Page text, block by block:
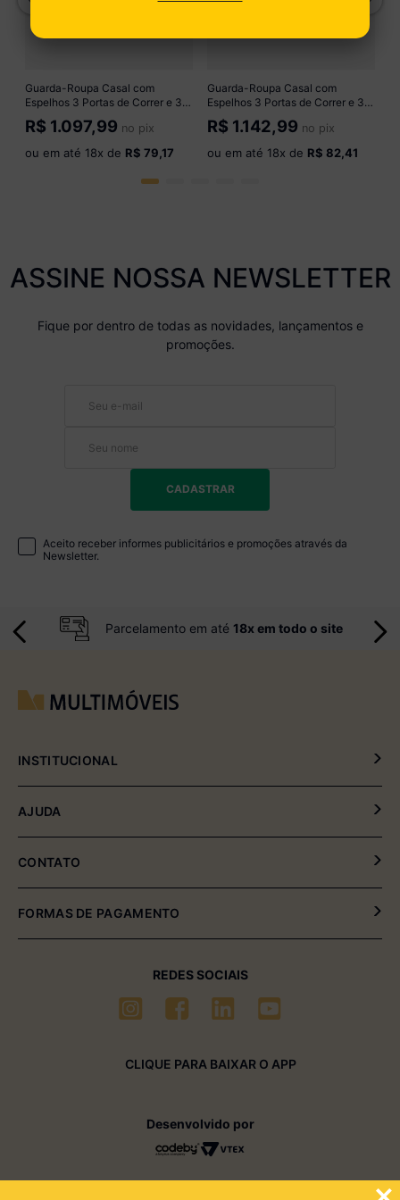
Guarda-Roupa Casal com
Espelhos 3 Portas de Correr e 3
Gavetas 179cm Multimóveis
CR35564 Madeirado/Branco
R$ 1.097,99 no pix
ou em até 18x de R$ 79,17
Guarda-Roupa Casal com
Espelhos 3 Portas de Correr e 3
Gavetas 179cm Multimóveis
CR35565 Madeirado
R$ 1.142,99 no pix
ou em até 18x de R$ 82,41
ASSINE NOSSA NEWSLETTER
Fique por dentro de todas as novidades, lançamentos e
promoções.
CADASTRAR
Aceito receber informes publicitários e promoções através da
Newsletter.
Parcelamento em até 18x em todo o site
INSTITUCIONAL
Política de Entrega e Devolução
AJUDA
Fale Conosco
CONTATO
(54) 2102-4000 (08:00hrs às 17:30hrs)
(54) 99611-6238 (seg à sexta-feira)
sac01@multimóveis.com
FORMAS DE PAGAMENTO
REDES SOCIAIS
CLIQUE PARA BAIXAR O APP
Desenvolvido por